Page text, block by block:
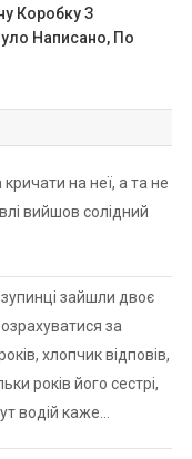
Коробку З
Написано, По
на неї, а та не
вийшов солідний
зупинці зайшли двоє
за
хлопчик відповів,
років його сестрі,
водій каже…